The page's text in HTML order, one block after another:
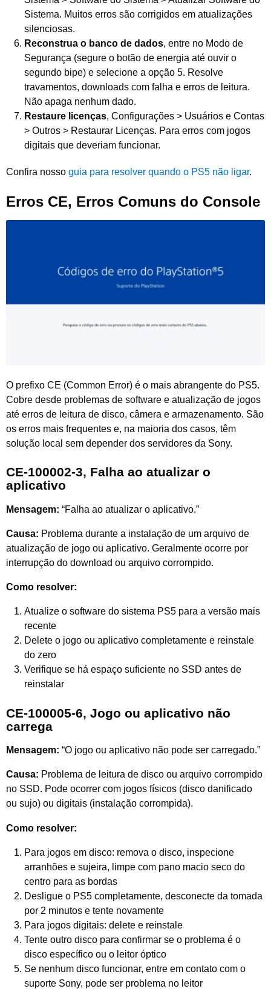
Sistema. Muitos erros são corrigidos em atualizações
silenciosas.
Reconstrua o banco de dados, entre no Modo de
Segurança (segure o botão de energia até ouvir o
segundo bipe) e selecione a opção 5. Resolve
travamentos, downloads com falha e erros de leitura.
Não apaga nenhum dado.
Restaure licenças, Configurações > Usuários e Contas
> Outros > Restaurar Licenças. Para erros com jogos
digitais que deveriam funcionar.
Confira nosso guia para resolver quando o PS5 não ligar.
Erros CE, Erros Comuns do Console
O prefixo CE (Common Error) é o mais abrangente do PS5.
Cobre desde problemas de software e atualização de jogos
até erros de leitura de disco, câmera e armazenamento. São
os erros mais frequentes e, na maioria dos casos, têm
solução local sem depender dos servidores da Sony.
CE-100002-3, Falha ao atualizar o
aplicativo
Mensagem: “Falha ao atualizar o aplicativo.”
Causa: Problema durante a instalação de um arquivo de
atualização de jogo ou aplicativo. Geralmente ocorre por
interrupção do download ou arquivo corrompido.
Como resolver:
Atualize o software do sistema PS5 para a versão mais
recente
Delete o jogo ou aplicativo completamente e reinstale
do zero
Verifique se há espaço suficiente no SSD antes de
reinstalar
CE-100005-6, Jogo ou aplicativo não
carrega
Mensagem: “O jogo ou aplicativo não pode ser carregado.”
Causa: Problema de leitura de disco ou arquivo corrompido
no SSD. Pode ocorrer com jogos físicos (disco danificado
ou sujo) ou digitais (instalação corrompida).
Como resolver:
Para jogos em disco: remova o disco, inspecione
arranhões e sujeira, limpe com pano macio seco do
centro para as bordas
Desligue o PS5 completamente, desconecte da tomada
por 2 minutos e tente novamente
Para jogos digitais: delete e reinstale
Tente outro disco para confirmar se o problema é o
disco específico ou o leitor óptico
Se nenhum disco funcionar, entre em contato com o
suporte Sony, pode ser problema no leitor